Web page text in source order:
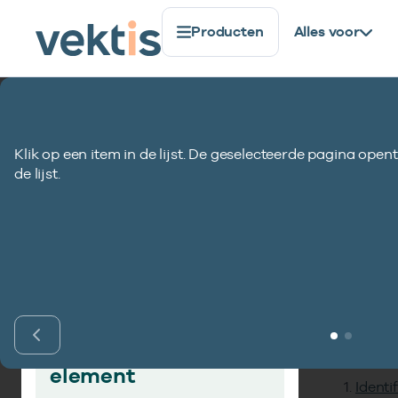
Producten Alles voor
Aanduiding
Vind gegevens­
element
Klik op een item in de lijst. De geselecteerde pagina
de lijst.